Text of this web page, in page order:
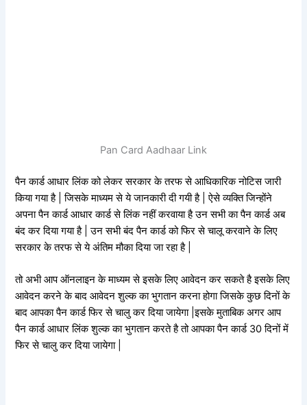
Pan Card Aadhaar Link
पैन कार्ड आधार लिंक को लेकर सरकार के तरफ से आधिकारिक नोटिस जारी
किया गया है | जिसके माध्यम से ये जानकारी दी गयी है | ऐसे व्यक्ति जिन्होंने
अपना पैन कार्ड आधार कार्ड से लिंक नहीं करवाया है उन सभी का पैन कार्ड अब
बंद कर दिया गया है | उन सभी बंद पैन कार्ड को फिर से चालू करवाने के लिए
सरकार के तरफ से ये अंतिम मौका दिया जा रहा है |
तो अभी आप ऑनलाइन के माध्यम से इसके लिए आवेदन कर सकते है इसके लिए
आवेदन करने के बाद आवेदन शुल्क का भुगतान करना होगा जिसके कुछ दिनों के
बाद आपका पैन कार्ड फिर से चालु कर दिया जायेगा |इसके मुताबिक अगर आप
पैन कार्ड आधार लिंक शुल्क का भुगतान करते है तो आपका पैन कार्ड 30 दिनों में
फिर से चालु कर दिया जायेगा |